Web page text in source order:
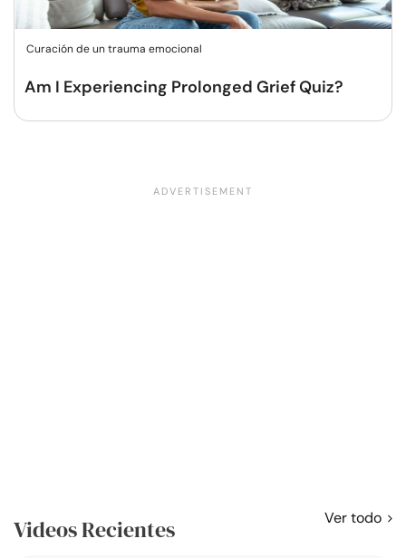
Curación de un trauma emocional
Am I Experiencing Prolonged Grief Quiz?
Videos Recientes Ver todo